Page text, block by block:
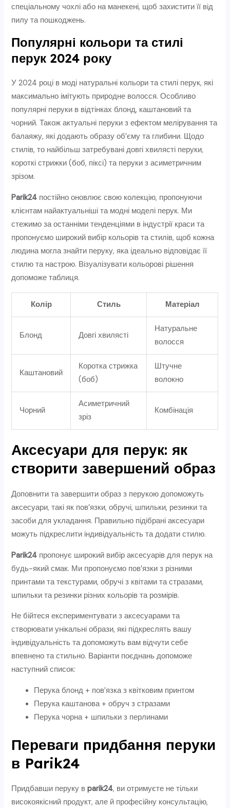
спеціальному чохлі або на манекені, щоб захистити її від
пилу та пошкоджень.
Популярні кольори та стилі
перук 2024 року
У 2024 році в моді натуральні кольори та стилі перук, які
максимально імітують природне волосся. Особливо
популярні перуки в відтінках блонд, каштановий та
чорний. Також актуальні перуки з ефектом мелірування та
балаяжу, які додають образу об’єму та глибини. Щодо
стилів, то найбільш затребувані довгі хвилясті перуки,
короткі стрижки (боб, піксі) та перуки з асиметричним
зрізом.
Parik24 постійно оновлює свою колекцію, пропонуючи
клієнтам найактуальніші та модні моделі перук. Ми
стежимо за останніми тенденціями в індустрії краси та
пропонуємо широкий вибір кольорів та стилів, щоб кожна
людина могла знайти перуку, яка ідеально відповідає її
стилю та настрою. Візуалізувати кольорові рішення
допоможе таблиця.
Колір Стиль Матеріал
Блонд Довгі хвилясті
Натуральне
волосся
Каштановий
Коротка стрижка
(боб)
Штучне
волокно
Чорний
Асиметричний
зріз
Комбінація
Аксесуари для перук: як
створити завершений образ
Доповнити та завершити образ з перукою допоможуть
аксесуари, такі як пов’язки, обручі, шпильки, резинки та
засоби для укладання. Правильно підібрані аксесуари
можуть підкреслити індивідуальність та додати стилю.
Parik24 пропонує широкий вибір аксесуарів для перук на
будь-який смак. Ми пропонуємо пов’язки з різними
принтами та текстурами, обручі з квітами та стразами,
шпильки та резинки різних кольорів та розмірів.
Не бійтеся експериментувати з аксесуарами та
створювати унікальні образи, які підкреслять вашу
індивідуальність та допоможуть вам відчути себе
впевнено та стильно. Варіанти поєднань допоможе
наступний список:
Перука блонд + пов’язка з квітковим принтом
Перука каштанова + обруч з стразами
Перука чорна + шпильки з перлинами
Переваги придбання перуки
в Parik24
Придбавши перуку вparik24, ви отримуєте не тільки
високоякісний продукт, але й професійну консультацію,